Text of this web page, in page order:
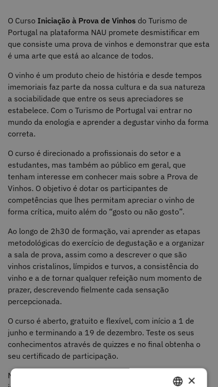
O Curso Iniciação à Prova de Vinhos do Turismo de
Portugal na plataforma NAU promete desmistificar em
que consiste uma prova de vinhos e demonstrar que esta
é uma arte que está ao alcance de todos.
O vinho é um produto cheio de história e desde tempos
imemoriais faz parte da nossa cultura e da sua natureza
a sociabilidade que entre os seus apreciadores se
estabelece. Com o Turismo de Portugal vai entrar no
mundo da enologia e aprender a degustar vinho da forma
correta.
O curso é direcionado a profissionais do setor e a
estudantes, mas também ao público em geral, que
tenham interesse em conhecer mais sobre a Prova de
Vinhos. O objetivo é dotar os participantes de
competências que lhes permitam apreciar o vinho de
forma crítica, muito além do “gosto ou não gosto”.
Ao longo de 2h30 de formação, vai aprender as etapas
metodológicas do exercício de degustação e a organizar
a sala de prova, assim como a descrever o que são
vinhos cristalinos, límpidos e turvos, a consistência do
vinho e a de tornar qualquer refeição num momento de
prazer, descrevendo fielmente cada sensação
percepcionada.
O curso é aberto, gratuito e flexível, com início a 1 de
junho e terminando a 19 de dezembro. Teste os seus
conhecimentos através de quizzes e no final obtenha o
seu certificado de participação.
Não perca a oportunidade de participar na 2ºedição,×